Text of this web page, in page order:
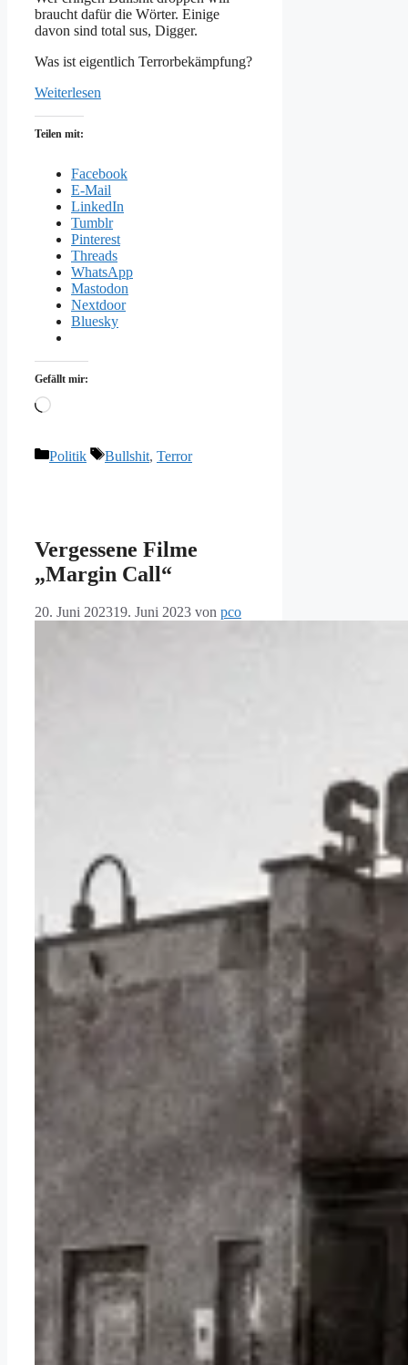
braucht dafür die Wörter. Einige
davon sind total sus, Digger.
Was ist eigentlich Terrorbekämpfung?
Weiterlesen
Teilen mit:
Facebook
E-Mail
LinkedIn
Tumblr
Pinterest
Threads
WhatsApp
Mastodon
Nextdoor
Bluesky
Gefällt mir:
Wird
Kategorien
Politik Schlagwörter
Bullshit, Terror
Vergessene Filme
„Margin Call“
20. Juni 202319. Juni 2023 von pco